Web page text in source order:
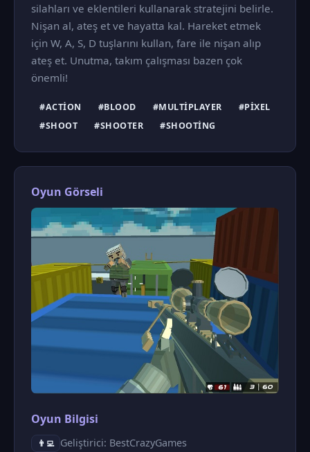
silahları ve eklentileri kullanarak stratejini belirle.
Nişan al, ateş et ve hayatta kal. Hareket etmek
için W, A, S, D tuşlarını kullan, fare ile nişan alıp
ateş et. Unutma, takım çalışması bazen çok
önemli!
#ACTION #BLOOD #MULTIPLAYER
#PIXEL
#SHOOT
#SHOOTER #SHOOTING
Oyun Görseli
Oyun Bilgisi
👨‍💻 Geliştirici: BestCrazyGames